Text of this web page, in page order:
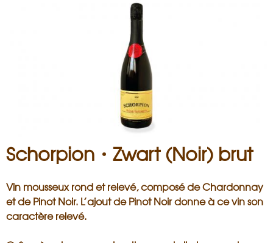
Schorpion・Zwart (Noir) brut
Vin mousseux rond et relevé, composé de Chardonnay
et de Pinot Noir. L’ajout de Pinot Noir donne à ce vin son
caractère relevé.